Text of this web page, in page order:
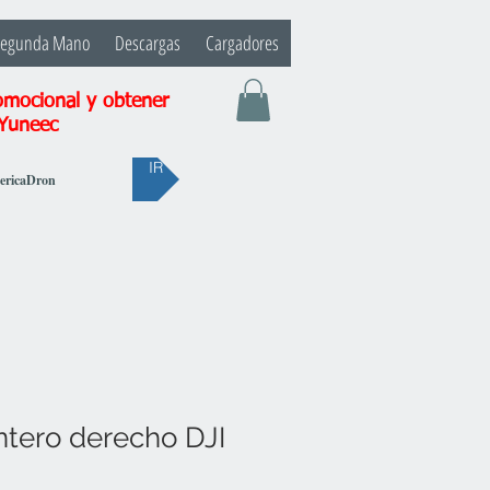
Mano Descargas Cargadores
y obtener
IR
derecho DJI